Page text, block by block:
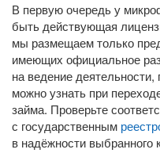
В первую очередь у
быть действующая
мы размещаем только
имеющих официальное
на ведение
можно узнать при
займа. Проверьте
с государственным
в надёжности выбранного